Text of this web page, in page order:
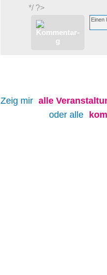
*/ ?>
Zeig mir alle
oder alle